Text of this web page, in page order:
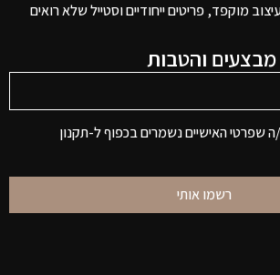
מוקפד, פריטים ייחודיים וסטייל שלא רואים
והטבות
שפרטי האישיים נשמרים בכפוף ל-תקנון
רשמו אותי